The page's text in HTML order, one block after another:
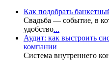
Как подобрать
Свадьба — событие, в
удобство...
Аудит: как выстроить
компании
Система внутреннего